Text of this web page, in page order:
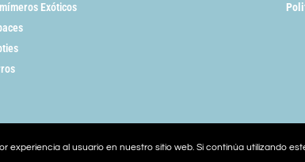
Exóticos
experiencia al usuario en nuestro sitio web. Si continúa utilizando